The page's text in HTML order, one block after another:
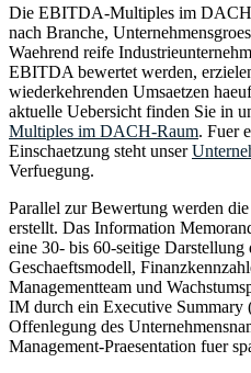
Die EBITDA-Multiples im
nach Branche,
Waehrend reife
EBITDA bewertet werden,
wiederkehrenden Umsaetzen
aktuelle Uebersicht finden Sie in
Multiples im DACH-Raum. Fuer
Einschaetzung steht unser
Verfuegung.
Parallel zur Bewertung werden
erstellt. Das Information
eine 30- bis 60-seitige Darstellung
Geschaeftsmodell,
Managementteam und
IM durch ein Executive Summary
Offenlegung des
Management-Praesentation fuer